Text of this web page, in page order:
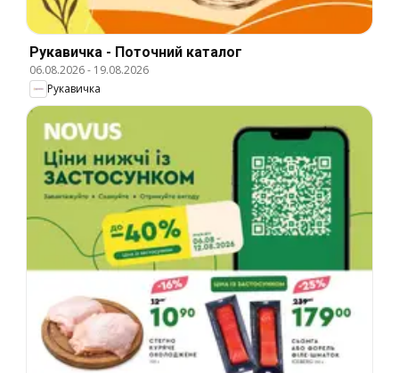
Рукавичка - Поточний каталог
06.08.2026- 19.08.2026
Рукавичка